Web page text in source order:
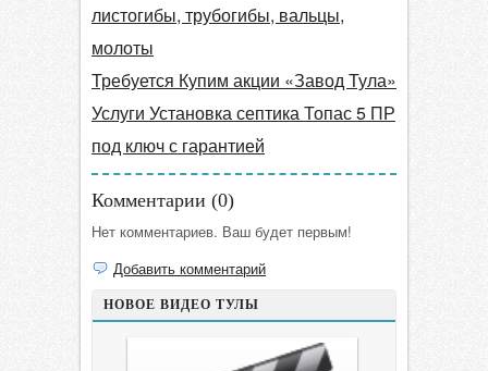
листогибы, трубогибы, вальцы,
молоты
Требуется Купим акции «Завод Тула»
Услуги Установка септика Топас 5 ПР
под ключ с гарантией
Комментарии (0)
Нет комментариев. Ваш будет первым!
Добавить комментарий
НОВОЕ ВИДЕО ТУЛЫ